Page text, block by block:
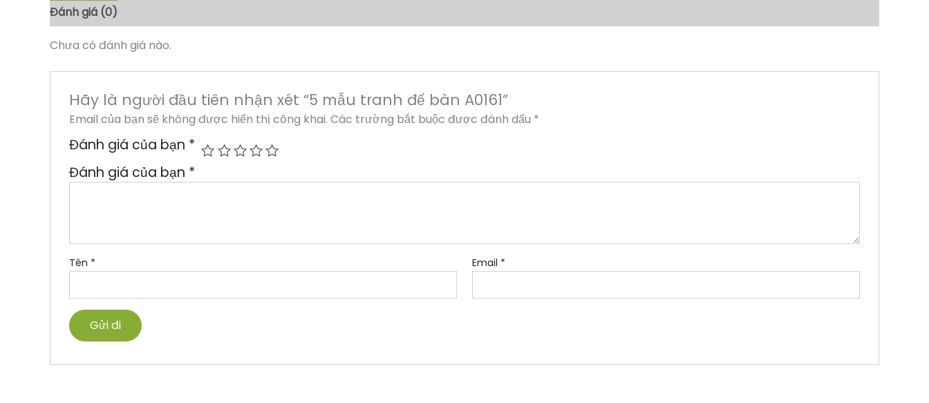
Đánh giá (0)
Chưa có đánh giá nào.
Hãy là người đầu tiên nhận xét “5 mẫu tranh để bàn A0161”
Email của bạn sẽ không được hiển thị công khai. Các trường bắt buộc được đánh dấu *
Đánh giá của bạn *
Đánh giá của bạn *
Tên * Email *